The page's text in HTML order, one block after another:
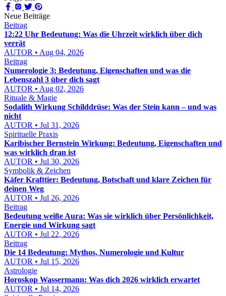
Neue Beiträge
Beitrag
12:22 Uhr Bedeutung: Was die Uhrzeit wirklich über dich
verrät
AUTOR • Aug 04, 2026
Beitrag
Numerologie 3: Bedeutung, Eigenschaften und was die
Lebenszahl 3 über dich sagt
AUTOR • Aug 02, 2026
Rituale & Magie
Sodalith Wirkung Schilddrüse: Was der Stein kann – und was
nicht
AUTOR • Jul 31, 2026
Spirituelle Praxis
Karibischer Bernstein Wirkung: Bedeutung, Eigenschaften und
was wirklich dran ist
AUTOR • Jul 30, 2026
Symbolik & Zeichen
Käfer Krafttier: Bedeutung, Botschaft und klare Zeichen für
deinen Weg
AUTOR • Jul 26, 2026
Beitrag
Bedeutung weiße Aura: Was sie wirklich über Persönlichkeit,
Energie und Wirkung sagt
AUTOR • Jul 22, 2026
Beitrag
Die 14 Bedeutung: Mythos, Numerologie und Kultur
AUTOR • Jul 15, 2026
Astrologie
Horoskop Wassermann: Was dich 2026 wirklich erwartet
AUTOR • Jul 14, 2026